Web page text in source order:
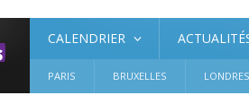
CALENDRIER
PARIS BRUXELLES LONDRES